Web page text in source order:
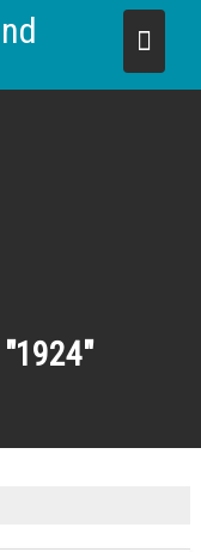
"1924"